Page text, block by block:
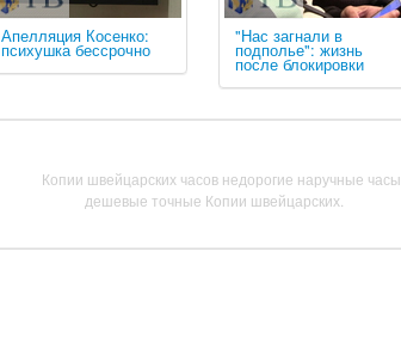
Апелляция Косенко:
психушка бессрочно
"Нас загнали в
подполье": жизнь
после блокировки
Копии швейцарских часов недорогие наручные часы
дешевые точные Копии швейцарских.